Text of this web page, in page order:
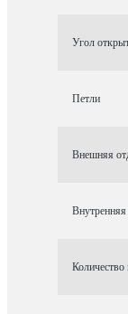
Угол
Петли
Внешняя
Внутренняя
Количество